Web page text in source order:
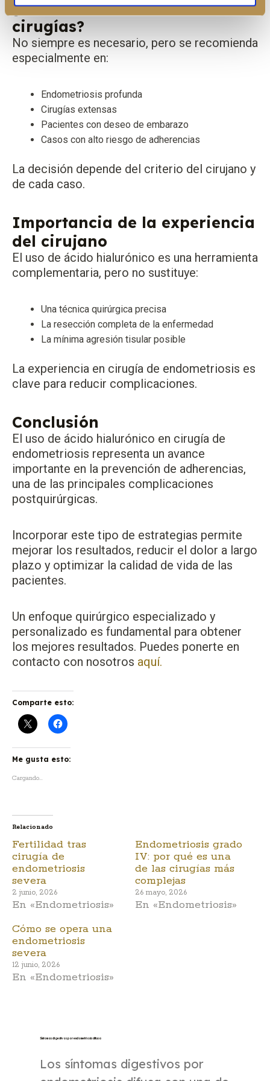
¿Se utiliza en todas las
cirugías?
No siempre es necesario, pero se recomienda
especialmente en:
Endometriosis profunda
Cirugías extensas
Pacientes con deseo de embarazo
Casos con alto riesgo de adherencias
La decisión depende del criterio del cirujano y
de cada caso.
Importancia de la experiencia
del cirujano
El uso de ácido hialurónico es una herramienta
complementaria, pero no sustituye:
Una técnica quirúrgica precisa
La resección completa de la enfermedad
La mínima agresión tisular posible
La experiencia en cirugía de endometriosis es
clave para reducir complicaciones.
Conclusión
El uso de ácido hialurónico en cirugía de
endometriosis representa un avance
importante en la prevención de adherencias,
una de las principales complicaciones
postquirúrgicas.
Incorporar este tipo de estrategias permite
mejorar los resultados, reducir el dolor a largo
plazo y optimizar la calidad de vida de las
pacientes.
Un enfoque quirúrgico especializado y
personalizado es fundamental para obtener
los mejores resultados. Puedes ponerte en
contacto con nosotros aquí.
Comparte esto:
Me gusta esto:
Cargando...
Relacionado
Fertilidad tras
cirugía de
endometriosis
severa
2 junio, 2026
En «Endometriosis»
Endometriosis grado
IV: por qué es una
de las cirugías más
complejas
26 mayo, 2026
En «Endometriosis»
Cómo se opera una
endometriosis
severa
12 junio, 2026
En «Endometriosis»
Síntomas digestivos por endometriosis difusa
Los síntomas digestivos por